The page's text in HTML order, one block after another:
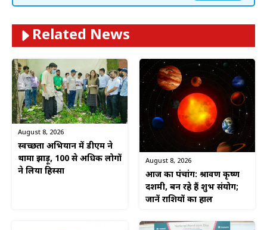
Related News
August 8, 2026
स्वच्छता अभियान में डीएम ने
थामा झाड़ू, 100 से अधिक लोगों
ने लिया हिस्सा
August 8, 2026
आज का पंचांग: श्रावण कृष्ण
दशमी, बन रहे हैं शुभ संयोग;
जानें राशियों का हाल